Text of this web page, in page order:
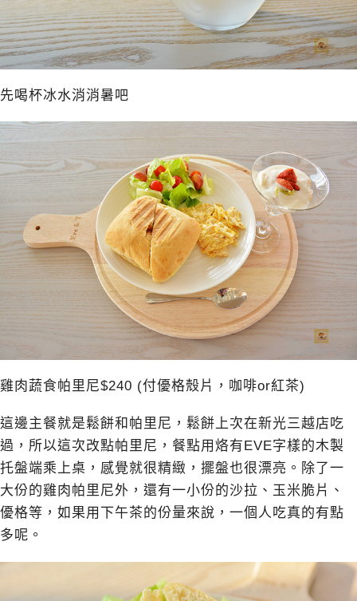
先喝杯冰水消消暑吧
雞肉蔬食帕里尼$240 (付優格殼片，咖啡or紅茶)
這邊主餐就是鬆餅和帕里尼，鬆餅上次在新光三越店吃
過，所以這次改點帕里尼，餐點用烙有EVE字樣的木製
托盤端乘上桌，感覺就很精緻，擺盤也很漂亮。除了一
大份的雞肉帕里尼外，還有一小份的沙拉、玉米脆片、
優格等，如果用下午茶的份量來說，一個人吃真的有點
多呢。